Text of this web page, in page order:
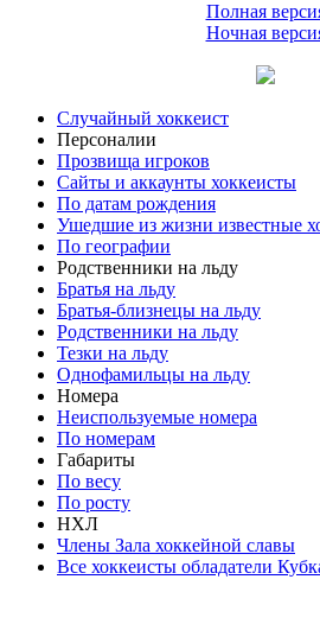
Полная
Ночная
Случайный хоккеист
Персоналии
Прозвища игроков
Сайты и аккаунты хоккеисты
По датам рождения
Ушедшие из жизни известные
По географии
Родственники на льду
Братья на льду
Братья-близнецы на льду
Родственники на льду
Тезки на льду
Однофамильцы на льду
Номера
Неиспользуемые номера
По номерам
Габариты
По весу
По росту
НХЛ
Члены Зала хоккейной славы
Все хоккеисты обладатели